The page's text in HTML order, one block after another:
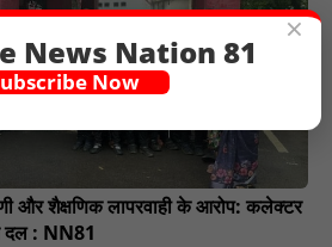
और शैक्षणिक लापरवाही के आरोप: कलेक्टर
दल : NN81
×
News Nation 81
Now